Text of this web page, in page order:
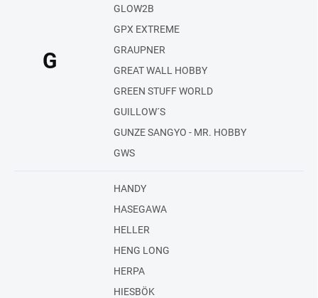
G
GLOW2B
GPX EXTREME
GRAUPNER
GREAT WALL HOBBY
GREEN STUFF WORLD
GUILLOW´S
GUNZE SANGYO - MR. HOBBY
GWS
HANDY
HASEGAWA
HELLER
HENG LONG
HERPA
HIESBÖK